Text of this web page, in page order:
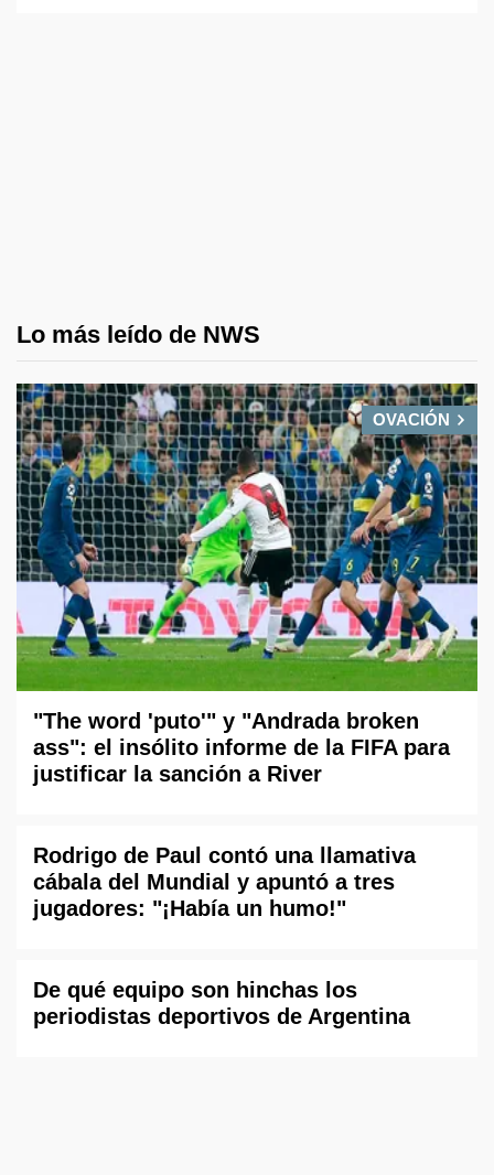
Lo más leído de NWS
OVACIÓN
"The word 'puto'" y "Andrada broken
ass": el insólito informe de la FIFA para
justificar la sanción a River
Rodrigo de Paul contó una llamativa
cábala del Mundial y apuntó a tres
jugadores: "¡Había un humo!"
De qué equipo son hinchas los
periodistas deportivos de Argentina